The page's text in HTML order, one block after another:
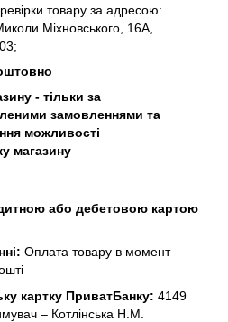
товару за адресою:
Міхновського, 16А,
- тільки за
замовленнями та
можливості
магазину
або дебетовою картою
Оплата товару в момент
картку ПриватБанку: 4149
– Котлінська Н.М.